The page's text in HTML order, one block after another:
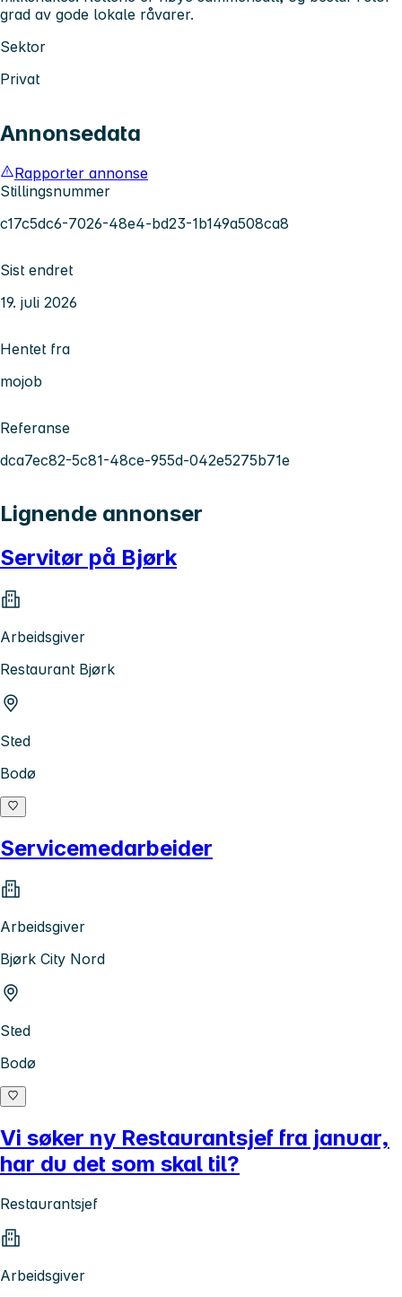
grad av gode lokale råvarer.
Sektor
Privat
Annonsedata
Rapporter annonse
Stillingsnummer
c17c5dc6-7026-48e4-bd23-1b149a508ca8
Sist endret
19. juli 2026
Hentet fra
mojob
Referanse
dca7ec82-5c81-48ce-955d-042e5275b71e
Lignende annonser
Servitør på Bjørk
Arbeidsgiver
Restaurant Bjørk
Sted
Bodø
Servicemedarbeider
Arbeidsgiver
Bjørk City Nord
Sted
Bodø
Vi søker ny Restaurantsjef fra januar,
har du det som skal til?
Restaurantsjef
Arbeidsgiver